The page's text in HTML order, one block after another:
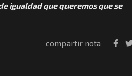
igualdad que queremos que se
compartir nota